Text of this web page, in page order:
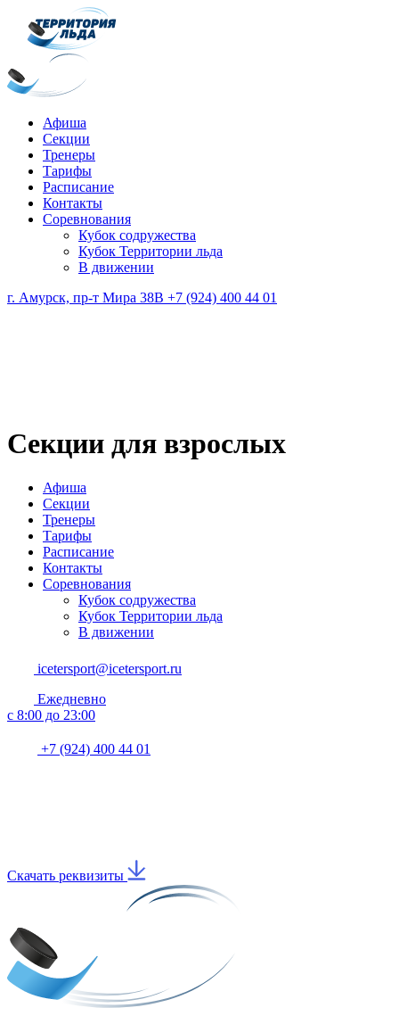
Афиша
Секции
Тренеры
Тарифы
Расписание
Контакты
Соревнования
Кубок содружества
Кубок Территории льда
В движении
г. Амурск, пр-т Мира 38В +7 (924) 400 44 01
Секции для взрослых
Афиша
Секции
Тренеры
Тарифы
Расписание
Контакты
Соревнования
Кубок содружества
Кубок Территории льда
В движении
icetersport@icetersport.ru
Ежедневно
c 8:00 до 23:00
+7 (924) 400 44 01
Скачать реквизиты